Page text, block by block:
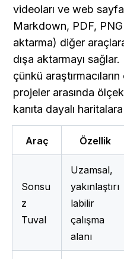
videoları ve web
Markdown, PDF,
aktarma) diğer
dışa aktarmayı
çünkü
projeler arasında
kanıta dayalı
Araç Özellik
Sonsu
z
Tuval
Uzamsal,
yakınlaştırı
labilir
çalışma
alanı